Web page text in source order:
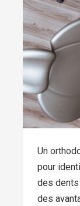
Un
pour
des
des